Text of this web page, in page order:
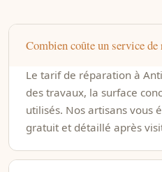
Combien coûte un service
Le tarif de réparation à
des travaux, la surface
utilisés. Nos artisans vous
gratuit et détaillé après